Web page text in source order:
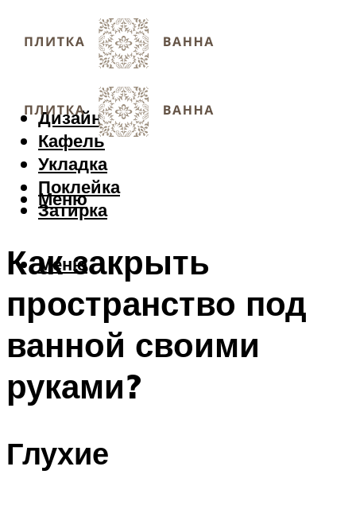
Дизайн
Кафель
Укладка
Поклейка
Затирка
Меню
Меню
Как закрыть
пространство под
ванной своими
руками?
Глухие